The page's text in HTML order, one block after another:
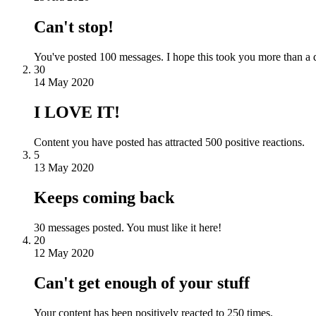
Can't stop!
You've posted 100 messages. I hope this took you more than a
30
14 May 2020
I LOVE IT!
Content you have posted has attracted 500 positive reactions.
5
13 May 2020
Keeps coming back
30 messages posted. You must like it here!
20
12 May 2020
Can't get enough of your stuff
Your content has been positively reacted to 250 times.